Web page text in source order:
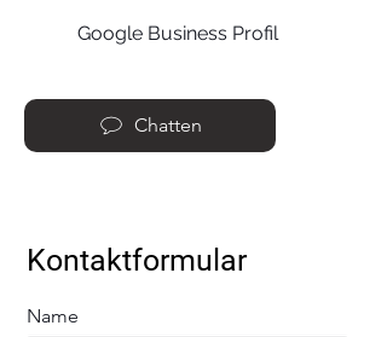
Google Business Profil
Chatten
Kontaktformular
Name